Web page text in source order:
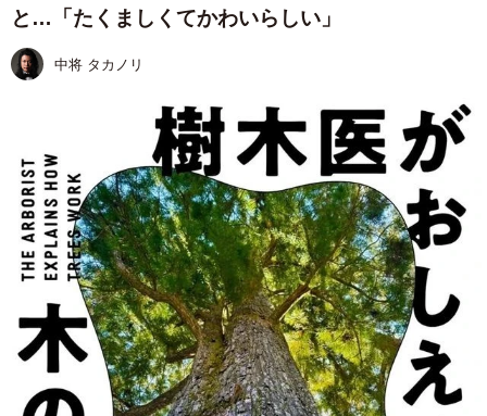
と…「たくましくてかわいらしい」
中将 タカノリ